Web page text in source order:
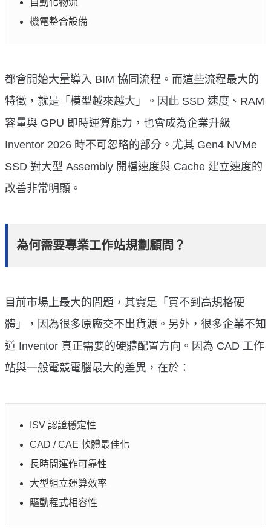
自動化物流
機電整合設備
都會開始大量導入 BIM 協同流程。而這些流程最大的
特徵，就是「模型越來越大」。因此 SSD 速度、RAM
容量與 GPU 即時運算能力，也會成為企業升級
Inventor 2026 時不可忽略的部分。尤其 Gen4 NVMe
SSD 對大型 Assembly 開檔速度與 Cache 建立速度的
改善非常明顯。
為何需要專業工作站規劃顧問？
目前市場上最大的問題，其實是「買不到高規格硬
體」，因為很多原廠交不出貨源。另外，很多企業不知
道 Inventor 真正需要的硬體配置方向。因為 CAD 工作
站與一般電競電腦最大的差異，在於：
ISV 認證穩定性
CAD / CAE 軟體最佳化
長時間運作可靠性
大型組立運算效率
驅動程式相容性